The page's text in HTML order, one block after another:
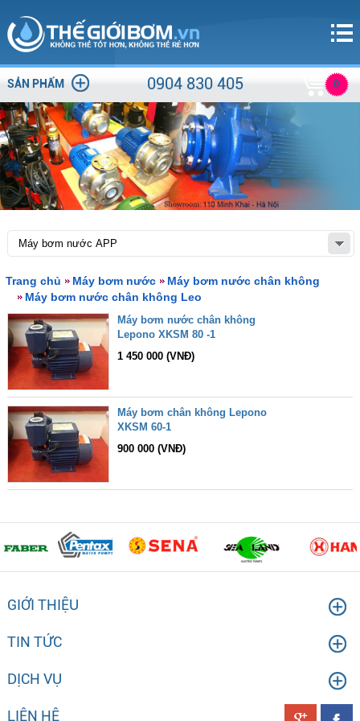
SẢN PHẨM 0904 830 405 0
Trang chủ Máy bơm nước
Máy bơm nước chân không
Máy bơm nước chân không Leo
Máy bơm nước chân không
Lepono XKSM 80 -1
1 450 000 (VNĐ)
Máy bơm chân không Lepono
XKSM 60-1
900 000 (VNĐ)
GIỚI THIỆU
TIN TỨC
DỊCH VỤ
LIÊN HỆ